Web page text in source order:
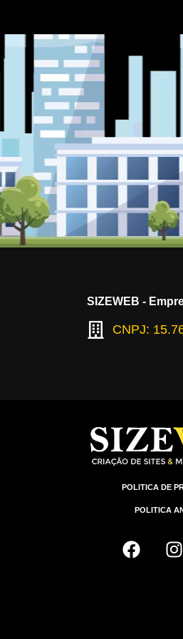
SIZEWEB -
CNPJ:
POLITICA DE
POLITICA